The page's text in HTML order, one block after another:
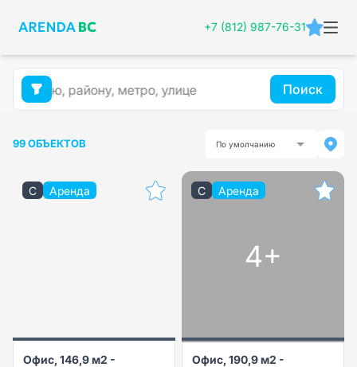
+7 (812) 987-76-31
Поиск
99 ОБЪЕКТОВ По умолчанию
C Аренда
Офис, 146,9 м2 -
C Аренда
4+
Офис, 190,9 м2 -